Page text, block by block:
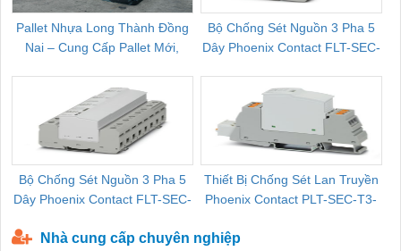
Pallet Nhựa Long Thành Đồng
Nai – Cung Cấp Pallet Mới,
Bộ Chống Sét Nguồn 3 Pha 5
Dây Phoenix Contact FLT-SEC-
Bộ Chống Sét Nguồn 3 Pha 5
Dây Phoenix Contact FLT-SEC-
Thiết Bị Chống Sét Lan Truyền
Phoenix Contact PLT-SEC-T3-
Nhà cung cấp chuyên nghiệp